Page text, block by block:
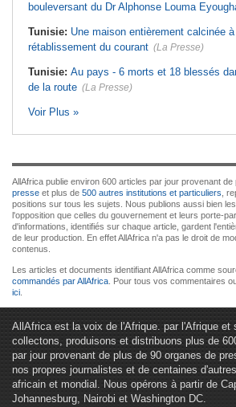
bouleversant du Dr Alphonse Louma
Tunisie: Une maison entièrement calcinée
rétablissement du courant (La Presse)
Tunisie: Au pays - 6 morts et 18 blessés
de la route (La Presse)
Voir Plus »
AllAfrica publie environ 600 articles par jour provenant de
presse et plus de 500 autres institutions et particuliers ,
positions sur tous les sujets. Nous publions aussi bien
l'opposition que celles du gouvernement et leurs porte-
d'informations, identifiés sur chaque article, gardent
de leur production. En effet AllAfrica n'a pas le droit de
contenus.
Les articles et documents identifiant AllAfrica comme
commandés par AllAfrica . Pour tous vos commentaires
ici
AllAfrica est la voix de l'Afrique. par l'Afrique et
collectons, produisons et distribuons plus de
par jour provenant de plus de 90 organes de
nos propres journalistes et de centaines
africain et mondial. Nous opérons à partir de
Johannesburg, Nairobi et Washington DC.